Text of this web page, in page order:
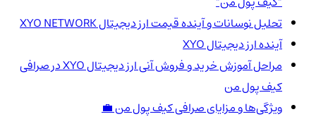
تحلیل نوسانات و آینده قیمت ارز دیجیتال XYO NETWORK
آینده ارز دیجیتال XYO
مراحل آموزش خرید و فروش آنی ارز دیجیتال XYO در صرافی
کیف پول من
ویژگی‌ها و مزایای صرافی کیف پول من 💼